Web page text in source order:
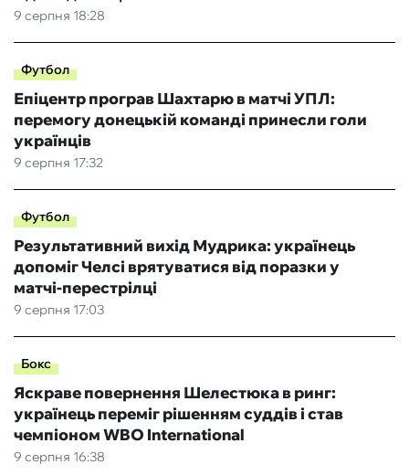
9 серпня 18:28
Футбол
9 серпня 17:32
Епіцентр програв Шахтарю в матчі УПЛ:
перемогу донецькій команді принесли голи
українців
Футбол
9 серпня 17:03
Результативний вихід Мудрика: українець
допоміг Челсі врятуватися від поразки у
матчі-перестрілці
Бокс
9 серпня 16:38
Яскраве повернення Шелестюка в ринг:
українець переміг рішенням суддів і став
чемпіоном WBO International